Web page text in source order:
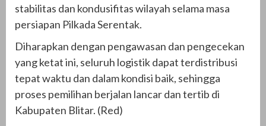
stabilitas dan kondusifitas wilayah selama masa
persiapan Pilkada Serentak.
Diharapkan dengan pengawasan dan pengecekan
yang ketat ini, seluruh logistik dapat terdistribusi
tepat waktu dan dalam kondisi baik, sehingga
proses pemilihan berjalan lancar dan tertib di
Kabupaten Blitar. (Red)